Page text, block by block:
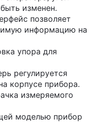
изменен.
позволяет
информацию на
упора для
регулируется
корпусе прибора.
измеряемого
моделью прибор